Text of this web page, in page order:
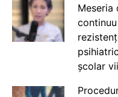
Meseria
școlar